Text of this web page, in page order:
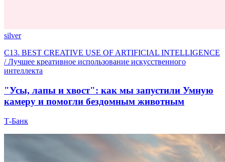
silver
C13. BEST CREATIVE USE OF ARTIFICIAL INTELLIGENCE
/ Лучшее креативное использование искусственного
интеллекта
"Усы, лапы и хвост": как мы запустили Умную
камеру и помогли бездомным животным
Т-Банк